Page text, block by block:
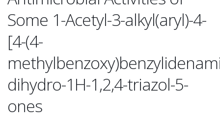
Some 1-Acetyl-3-alkyl(aryl)-4-
[4-(4-
dihydro-1H-1,2,4-triazol-5-
ones